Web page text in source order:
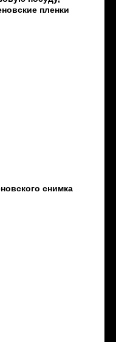
пленки
снимка